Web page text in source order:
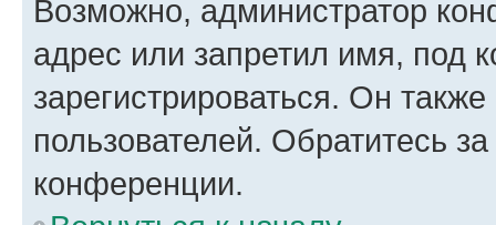
Возможно, администратор
адрес или запретил имя, под
зарегистрироваться. Он
пользователей. Обратитесь
конференции.